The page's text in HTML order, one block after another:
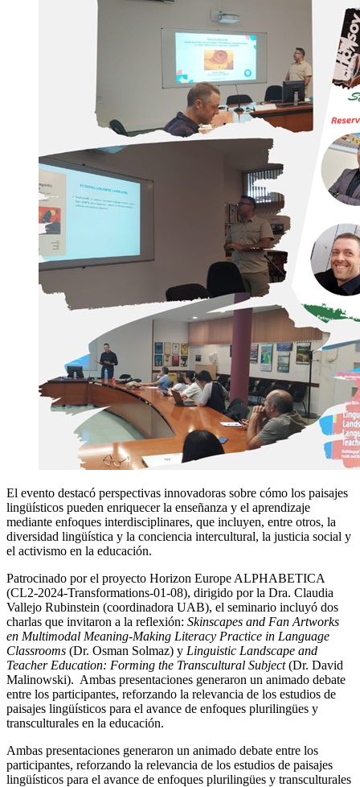
El evento destacó perspectivas innovadoras sobre cómo los paisajes
lingüísticos pueden enriquecer la enseñanza y el aprendizaje
mediante enfoques interdisciplinares, que incluyen, entre otros, la
diversidad lingüística y la conciencia intercultural, la justicia social y
el activismo en la educación.
Patrocinado por el proyecto Horizon Europe ALPHABETICA
(CL2-2024-Transformations-01-08), dirigido por la Dra. Claudia
Vallejo Rubinstein (coordinadora UAB), el seminario incluyó dos
charlas que invitaron a la reflexión: Skinscapes and Fan Artworks
en Multimodal Meaning-Making Literacy Practice in Language
Classrooms (Dr. Osman Solmaz) y Linguistic Landscape and
Teacher Education: Forming the Transcultural Subject(Dr. David
Malinowski). Ambas presentaciones generaron un animado debate
entre los participantes, reforzando la relevancia de los estudios de
paisajes lingüísticos para el avance de enfoques plurilingües y
transculturales en la educación.
Ambas presentaciones generaron un animado debate entre los
participantes, reforzando la relevancia de los estudios de paisajes
lingüísticos para el avance de enfoques plurilingües y transculturales